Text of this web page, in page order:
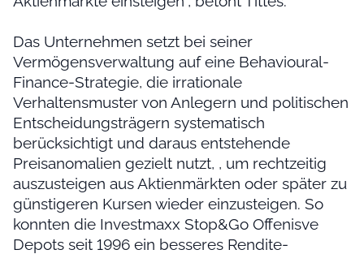
Das Unternehmen setzt bei seiner
Vermögensverwaltung auf eine Behavioural-
Finance-Strategie, die irrationale
Verhaltensmuster von Anlegern und politischen
Entscheidungsträgern systematisch
berücksichtigt und daraus entstehende
Preisanomalien gezielt nutzt, , um rechtzeitig
auszusteigen aus Aktienmärkten oder später zu
günstigeren Kursen wieder einzusteigen. So
konnten die Investmaxx Stop&Go Offenisve
Depots seit 1996 ein besseres Rendite-